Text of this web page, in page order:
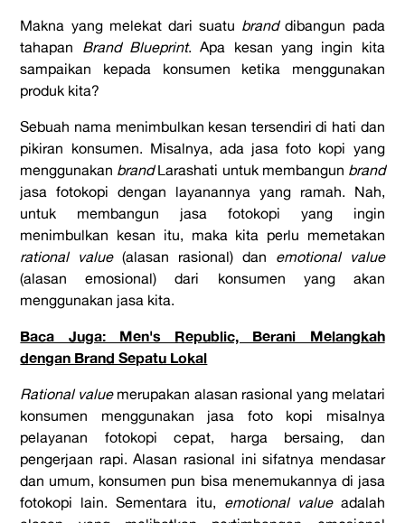
Makna yang melekat dari suatu branddibangun pada
tahapan Brand Blueprint. Apa kesan yang ingin kita
sampaikan kepada konsumen ketika menggunakan
produk kita?
Sebuah nama menimbulkan kesan tersendiri di hati dan
pikiran konsumen. Misalnya, ada jasa foto kopi yang
menggunakan brandLarashati untuk membangun brand
jasa fotokopi dengan layanannya yang ramah. Nah,
untuk membangun jasa fotokopi yang ingin
menimbulkan kesan itu, maka kita perlu memetakan
rational value(alasan rasional) dan emotional value
(alasan emosional) dari konsumen yang akan
menggunakan jasa kita.
Baca Juga: Men's Republic, Berani Melangkah
dengan Brand Sepatu Lokal
Rational valuemerupakan alasan rasional yang melatari
konsumen menggunakan jasa foto kopi misalnya
pelayanan fotokopi cepat, harga bersaing, dan
pengerjaan rapi. Alasan rasional ini sifatnya mendasar
dan umum, konsumen pun bisa menemukannya di jasa
fotokopi lain. Sementara itu, emotional value adalah